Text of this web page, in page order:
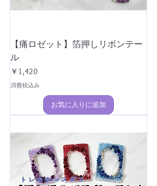
【痛ロゼット】箔押しリボンテー
ル
価格
￥1,420
消費税込み
お気に入りに追加